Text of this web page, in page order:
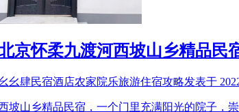
京怀柔九渡河西坡山乡精品民
幺肆民宿酒店农家院乐旅游住宿攻略发表于
坡山乡精品民宿，一个门里充满阳光的院子，